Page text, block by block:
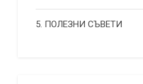
5. ПОЛЕЗНИ СЪВЕТИ